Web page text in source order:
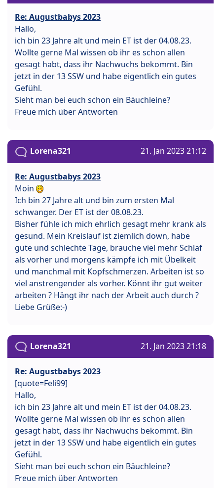
Re: Augustbabys 2023
Hallo,
ich bin 23 Jahre alt und mein ET ist der 04.08.23.
Wollte gerne Mal wissen ob ihr es schon allen
gesagt habt, dass ihr Nachwuchs bekommt. Bin
jetzt in der 13 SSW und habe eigentlich ein gutes
Gefühl.
Sieht man bei euch schon ein Bäuchleine?
Freue mich über Antworten
Lorena321 21. Jan 2023 21:12
Re: Augustbabys 2023
Moin
Ich bin 27 Jahre alt und bin zum ersten Mal
schwanger. Der ET ist der 08.08.23.
Bisher fühle ich mich ehrlich gesagt mehr krank als
gesund. Mein Kreislauf ist ziemlich down, habe
gute und schlechte Tage, brauche viel mehr Schlaf
als vorher und morgens kämpfe ich mit Übelkeit
und manchmal mit Kopfschmerzen. Arbeiten ist so
viel anstrengender als vorher. Könnt ihr gut weiter
arbeiten ? Hängt ihr nach der Arbeit auch durch ?
Liebe Grüße:-)
Lorena321 21. Jan 2023 21:18
Re: Augustbabys 2023
[quote=Feli99]
Hallo,
ich bin 23 Jahre alt und mein ET ist der 04.08.23.
Wollte gerne Mal wissen ob ihr es schon allen
gesagt habt, dass ihr Nachwuchs bekommt. Bin
jetzt in der 13 SSW und habe eigentlich ein gutes
Gefühl.
Sieht man bei euch schon ein Bäuchleine?
Freue mich über Antworten